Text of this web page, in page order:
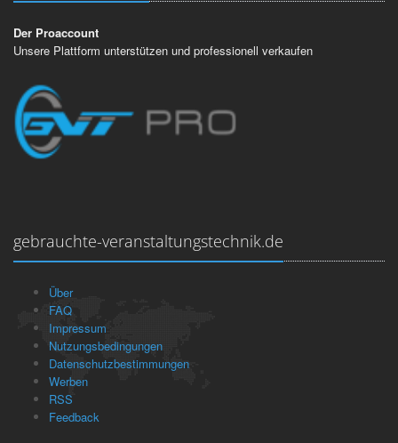
Der Proaccount
Unsere Plattform unterstützen und professionell verkaufen
gebrauchte-veranstaltungstechnik.de
Über
FAQ
Impressum
Nutzungsbedingungen
Datenschutzbestimmungen
Werben
RSS
Feedback